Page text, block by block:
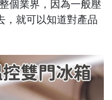
個業界，因為一般壓
，就可以知道對產品